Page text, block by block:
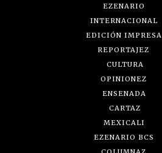
EZENARIO
INTERNACIONAL
EDICIÓN IMPRESA
REPORTAJEZ
CULTURA
OPINIONEZ
ENSENADA
CARTAZ
MEXICALI
EZENARIO BCS